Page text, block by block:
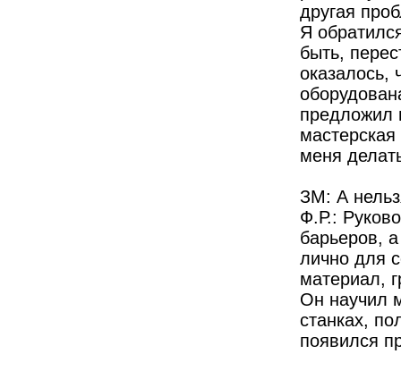
другая
Я
быть,
оказалось,
предложил
меня
ЗМ: А
Ф.Р.:
барьеров,
лично для
материал,
Он научил
станках,
появился